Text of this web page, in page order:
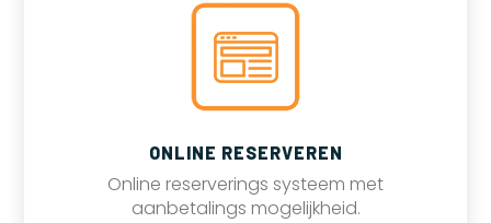
ONLINE RESERVEREN
Online reserverings systeem met
aanbetalings mogelijkheid.